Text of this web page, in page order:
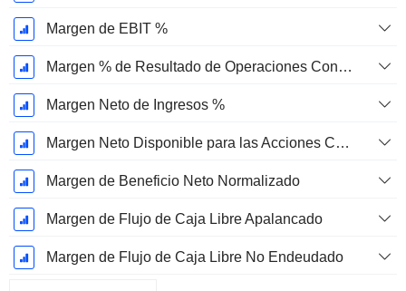
Margen de EBIT %
Margen % de Resultado de Operaciones Continuas
Margen Neto de Ingresos %
Margen Neto Disponible para las Acciones Comunes %
Margen de Beneficio Neto Normalizado
Margen de Flujo de Caja Libre Apalancado
Margen de Flujo de Caja Libre No Endeudado